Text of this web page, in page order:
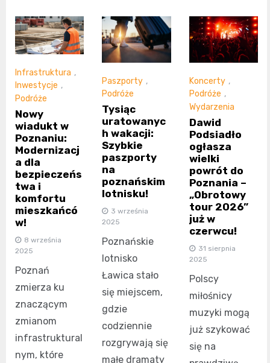
Infrastruktura ,
Inwestycje ,
Podróże
Nowy
wiadukt w
Poznaniu:
Modernizacj
a dla
bezpieczeńs
twa i
komfortu
mieszkańcó
w!
8 września
2025
Poznań
zmierza ku
znaczącym
zmianom
infrastruktural
nym, które
Paszporty ,
Podróże
Tysiąc
uratowanyc
h wakacji:
Szybkie
paszporty
na
poznańskim
lotnisku!
3 września
2025
Poznańskie
lotnisko
Ławica stało
się miejscem,
gdzie
codziennie
rozgrywają się
małe dramaty
Koncerty ,
Podróże ,
Wydarzenia
Dawid
Podsiadło
ogłasza
wielki
powrót do
Poznania –
„Obrotowy
tour 2026”
już w
czerwcu!
31 sierpnia
2025
Polscy
miłośnicy
muzyki mogą
już szykować
się na